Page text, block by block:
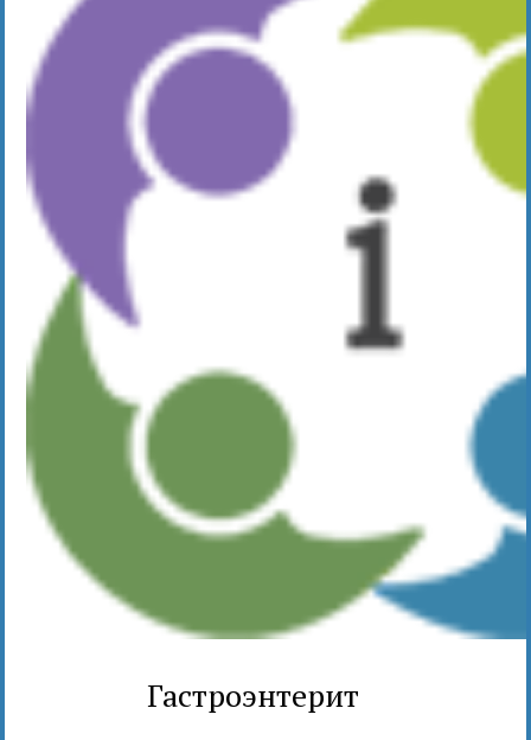
Гастроэнтерит